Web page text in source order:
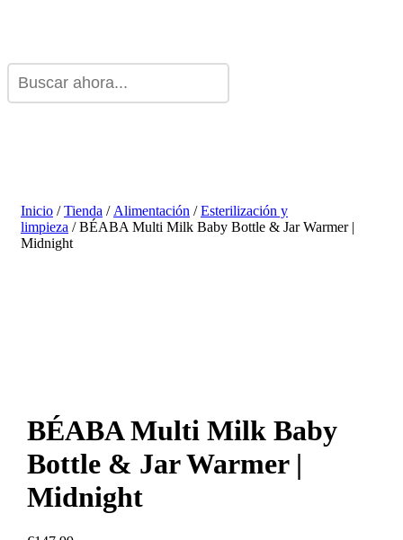
Inicio /Tienda / Alimentación /Esterilización y
limpieza / BÉABA Multi Milk Baby Bottle & Jar Warmer |
Midnight
BÉABA Multi Milk Baby
Bottle & Jar Warmer |
Midnight